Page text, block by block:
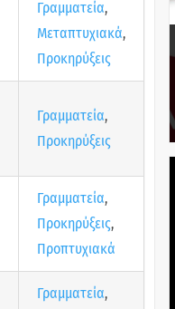
Γραμματεία,
Μεταπτυχιακά,
Προκηρύξεις
Γραμματεία,
Προκηρύξεις
Γραμματεία,
Προκηρύξεις,
Προπτυχιακά
Γραμματεία,